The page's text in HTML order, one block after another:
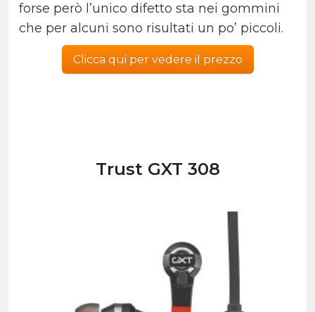
forse però l’unico difetto sta nei gommini
che per alcuni sono risultati un po’ piccoli.
Clicca qui per vedere il prezzo
Trust GXT 308